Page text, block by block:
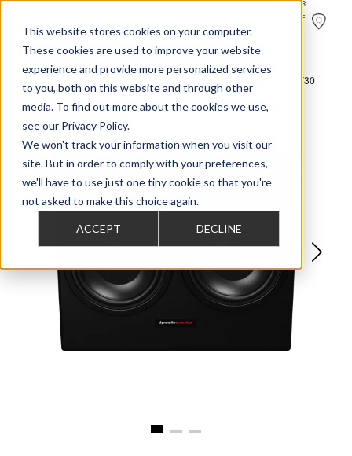
This website stores cookies on your computer.
These cookies are used to improve your website
experience and provide more personalized services
to you, both on this website and through other
media. To find out more about the cookies we use,
see our Privacy Policy.
We won't track your information when you visit our
site. But in order to comply with your preferences,
we'll have to use just one tiny cookie so that you're
not asked to make this choice again.
ACCEPT DECLINE
TROUVER
REVENDE
MF30